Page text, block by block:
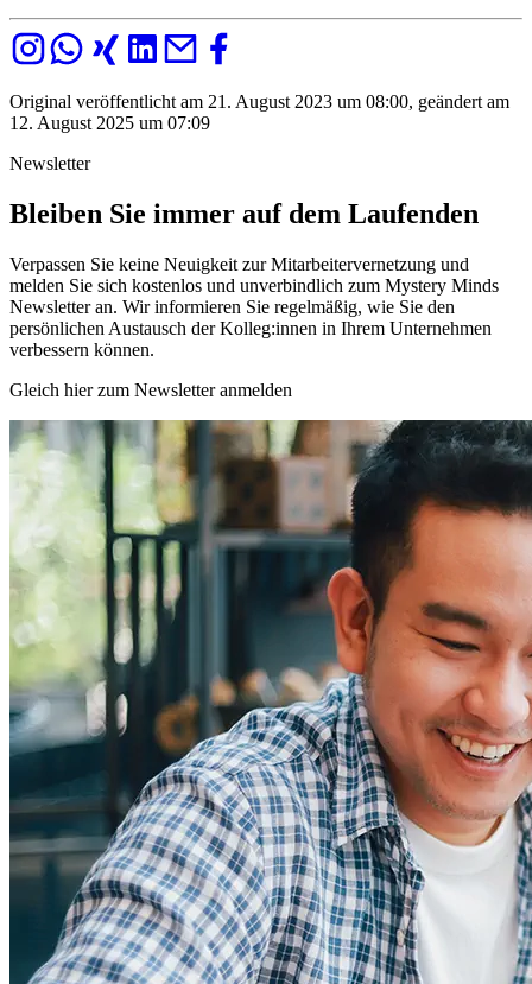
Original veröffentlicht am 21. August 2023 um 08:00, geändert am
12. August 2025 um 07:09
Newsletter
Bleiben Sie immer auf dem Laufenden
Verpassen Sie keine Neuigkeit zur Mitarbeitervernetzung und
melden Sie sich kostenlos und unverbindlich zum Mystery Minds
Newsletter an. Wir informieren Sie regelmäßig, wie Sie den
persönlichen Austausch der Kolleg:innen in Ihrem Unternehmen
verbessern können.
Gleich hier zum Newsletter anmelden